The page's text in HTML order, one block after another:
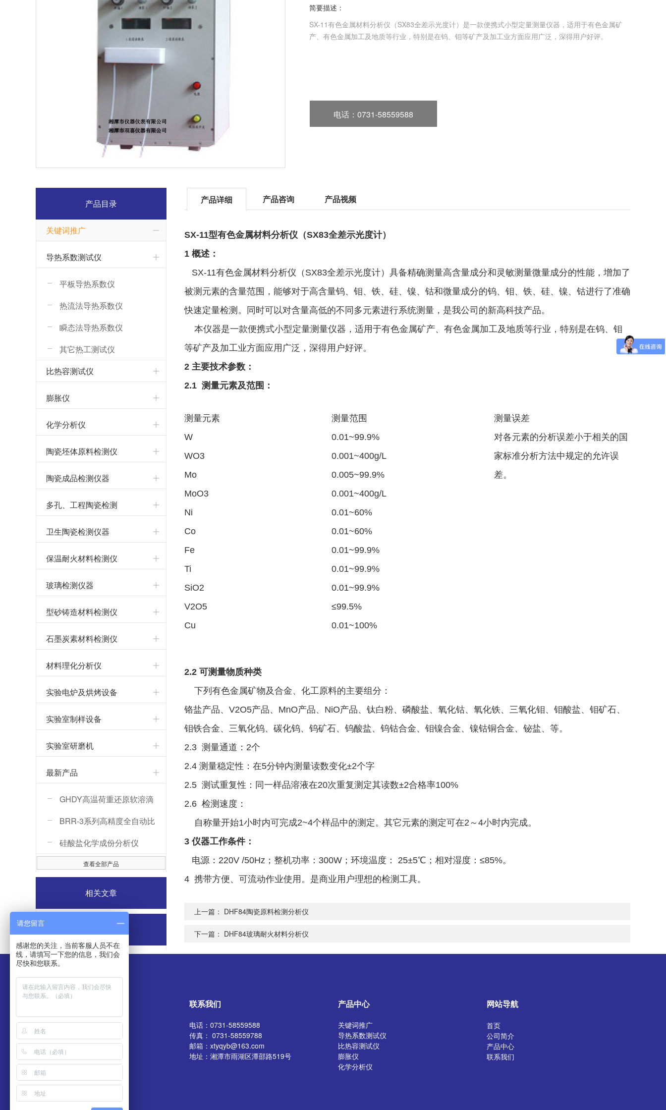
简要描述：
SX-11有色金属材料分析仪（SX83全差示光度计）是一款便携式小型定量测量仪器，适用于有色金属矿
产、有色金属加工及地质等行业，特别是在钨、钼等矿产及加工业方面应用广泛，深得用户好评。
电话 ：0731-58559588
产品目录
关键词推广
导热系数测试仪
平板导热系数仪
热流法导热系数仪
瞬态法导热系数仪
其它热工测试仪
比热容测试仪
膨胀仪
化学分析仪
陶瓷坯体原料检测仪
器
陶瓷成品检测仪器
多孔、工程陶瓷检测
仪器
卫生陶瓷检测仪器
保温耐火材料检测仪
器
玻璃检测仪器
型砂铸造材料检测仪
器
石墨炭素材料检测仪
器
材料理化分析仪
实验电炉及烘烤设备
实验室制样设备
实验室研磨机
最新产品
GHDY高温荷重还原软溶滴
落性能测定仪
BRR-3系列高精度全自动比
热容测试仪
硅酸盐化学成份分析仪
查看全部产品
相关文章
产品详细 产品咨询 产品视频
SX-11型有色金属材料分析仪（SX83全差示光度计）
1 概述：
SX-11有色金属材料分析仪（SX83全差示光度计）具备精确测量高含量成分和灵敏测量微量成分的性能，增加了
被测元素的含量范围，能够对于高含量钨、钼、铁、硅、镍、钴和微量成分的钨、钼、铁、硅、镍、钴进行了准确
快速定量检测。同时可以对含量高低的不同多元素进行系统测量，是我公司的新高科技产品。
本仪器是一款便携式小型定量测量仪器，适用于有色金属矿产、有色金属加工及地质等行业，特别是在钨、钼
等矿产及加工业方面应用广泛，深得用户好评。
2 主要技术参数：
2.1 测量元素及范围：
测量元素 测量范围
测量误差
W
0.01~99.9%
对各元素的分析误差小于相关的国
家标准分析方法中规定的允许误
差。
WO3­
0.001~400g/L
Mo
0.005~99.9%
MoO3
0.001~400g/L
Ni
0.01~60%
Co
0.01~60%
Fe
0.01~99.9%
Ti
0.01~99.9%
SiO2
0.01~99.9%
V2O5
≤99.5%
Cu
0.01~100%
2.2 可测量物质种类
下列有色金属矿物及合金、化工原料的主要组分：
铬盐产品、V2O5产品、MnO产品、NiO产品、钛白粉、磷酸盐、氧化钴、氧化铁、三氧化钼、钼酸盐、钼矿石、
钼铁合金、三氧化钨、碳化钨、钨矿石、钨酸盐、钨钴合金、钼镍合金、镍钴铜合金、铋盐、等。
2.3 测量通道：2个
2.4 测量稳定性：在5分钟内测量读数变化±2个字
2.5 测试重复性：同一样品溶液在20次重复测定其读数±2合格率100%
2.6 检测速度：
自称量开始1小时内可完成2~4个样品中的测定。其它元素的测定可在2～4小时内完成。
3 仪器工作条件：
电源：220V /50Hz；整机功率：300W；环境温度： 25±5℃；相对湿度：≤85%。
4 携带方便、可流动作业使用。是商业用户理想的检测工具。
上一篇： DHF84陶瓷原料检测分析仪
下一篇： DHF84玻璃耐火材料分析仪
联系我们
电话：0731-58559588
传真： 0731-58559788
邮箱：xtyqyb@163.com
地址：湘潭市雨湖区潭邵路519号
产品中心
关键词推广
导热系数测试仪
比热容测试仪
膨胀仪
化学分析仪
网站导航
首页
公司简介
产品中心
联系我们
请您留言
感谢您的关注，当前客服人员不在
线，请填写一下您的信息，我们会
尽快和您联系。